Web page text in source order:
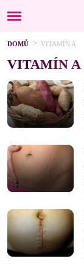
DOMŮ VITAMÍN A
VITAMÍN A